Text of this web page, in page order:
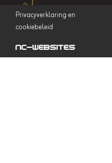
Privacyverklaring en
cookiebeleid